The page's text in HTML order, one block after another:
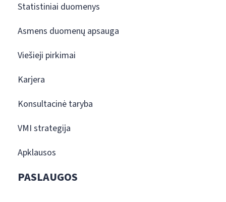
Statistiniai duomenys
Asmens duomenų apsauga
Viešieji pirkimai
Karjera
Konsultacinė taryba
VMI strategija
Apklausos
PASLAUGOS